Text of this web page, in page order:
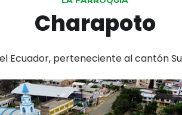
Charapoto
Ecuador, perteneciente al cantón